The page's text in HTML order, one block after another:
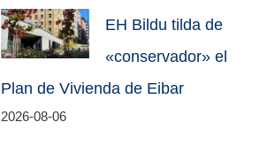
EH Bildu tilda de
«conservador» el
Plan de Vivienda de Eibar
2026-08-06